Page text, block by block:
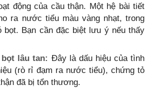
động của cầu thận. Một hệ bài tiết
ra nước tiểu màu vàng nhạt, trong
bọt. Bạn cần đặc biệt lưu ý nếu thấy
lâu tan: Đây là dấu hiệu của tình
(rò rỉ đạm ra nước tiểu), chứng tỏ
đã bị tổn thương.